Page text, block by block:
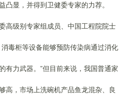
凸显，并得到卫健委专家的力荐。
高级别专家组成员、中国工程院院士
毒柜等设备能够预防传染病通过消化
有力武器。”但目前来说，我国普通家
高，市场上洗碗机产品鱼龙混杂、良